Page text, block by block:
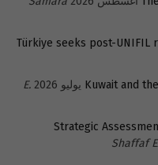
Türkiye seeks post-UNIFIL
Kuwait and
E.
Strategic
Shaffaf